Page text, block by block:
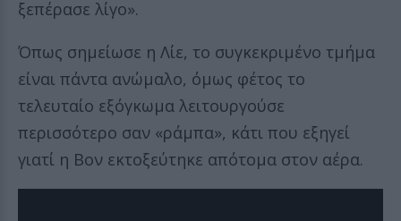
ξεπέρασε λίγο».
Όπως σημείωσε η Λίε, το συγκεκριμένο τμήμα
είναι πάντα ανώμαλο, όμως φέτος το
τελευταίο εξόγκωμα λειτουργούσε
περισσότερο σαν «ράμπα», κάτι που εξηγεί
γιατί η Βον εκτοξεύτηκε απότομα στον αέρα.